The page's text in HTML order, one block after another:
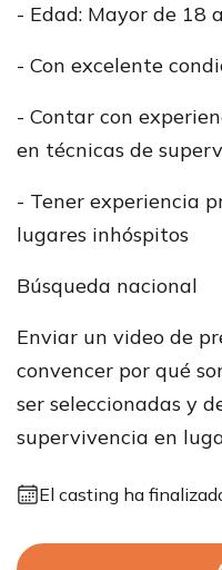
- Edad: Mayor de 18
- Con excelente
- Contar con
en técnicas de
- Tener experiencia
lugares inhóspitos
Búsqueda nacional
Enviar un video de
convencer por qué
ser seleccionadas y
supervivencia en
El casting ha